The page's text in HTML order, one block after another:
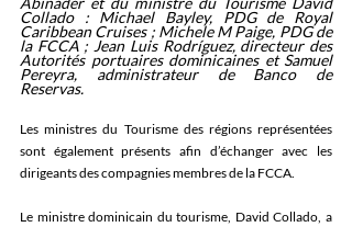
Collado : Michael Bayley, PDG de Royal
Caribbean Cruises ; Michele M Paige, PDG de
la FCCA ; Jean Luis Rodríguez, directeur des
Autorités portuaires dominicaines et Samuel
Pereyra, administrateur de Banco de
Reservas.
Les ministres du Tourisme des régions représentées
sont également présents afin d’échanger avec les
dirigeants des compagnies membres de la FCCA.
Le ministre dominicain du tourisme, David Collado, a